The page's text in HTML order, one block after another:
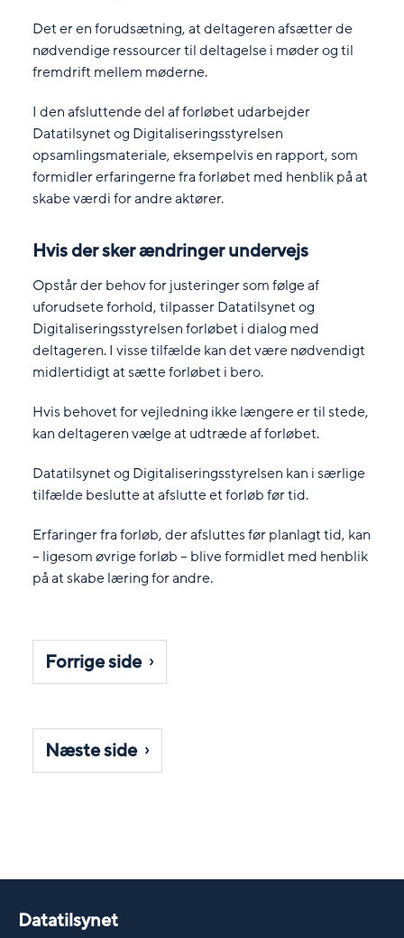
Det er en forudsætning, at deltageren afsætter de
nødvendige ressourcer til deltagelse i møder og til
fremdrift mellem møderne.
I den afsluttende del af forløbet udarbejder
Datatilsynet og Digitaliseringsstyrelsen
opsamlingsmateriale, eksempelvis en rapport, som
formidler erfaringerne fra forløbet med henblik på at
skabe værdi for andre aktører.
Hvis der sker ændringer undervejs
Opstår der behov for justeringer som følge af
uforudsete forhold, tilpasser Datatilsynet og
Digitaliseringsstyrelsen forløbet i dialog med
deltageren. I visse tilfælde kan det være nødvendigt
midlertidigt at sætte forløbet i bero.
Hvis behovet for vejledning ikke længere er til stede,
kan deltageren vælge at udtræde af forløbet.
Datatilsynet og Digitaliseringsstyrelsen kan i særlige
tilfælde beslutte at afslutte et forløb før tid.
Erfaringer fra forløb, der afsluttes før planlagt tid, kan
– ligesom øvrige forløb – blive formidlet med henblik
på at skabe læring for andre.
Forrige side
Næste side
Datatilsynet